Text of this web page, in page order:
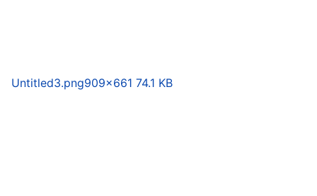
Untitled3.png909×661 74.1 KB